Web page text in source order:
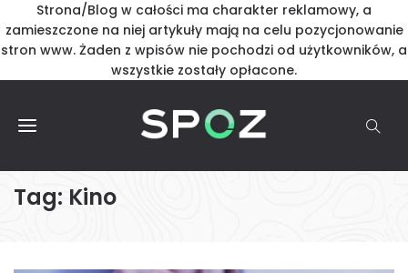
Strona/Blog w całości ma charakter reklamowy, a
zamieszczone na niej artykuły mają na celu pozycjonowanie
stron www. Żaden z wpisów nie pochodzi od użytkowników, a
wszystkie zostały opłacone.
Tag: Kino